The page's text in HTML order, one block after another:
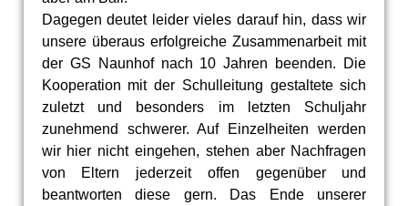
Dagegen deutet leider vieles darauf hin, dass wir
unsere überaus erfolgreiche Zusammenarbeit mit
der GS Naunhof nach 10 Jahren beenden. Die
Kooperation mit der Schulleitung gestaltete sich
zuletzt und besonders im letzten Schuljahr
zunehmend schwerer. Auf Einzelheiten werden
wir hier nicht eingehen, stehen aber Nachfragen
von Eltern jederzeit offen gegenüber und
beantworten diese gern. Das Ende unserer